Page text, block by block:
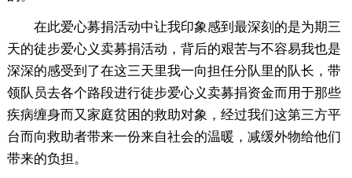
在此爱心募捐活动中让我印象感到最深刻的是为期三
天的徒步爱心义卖募捐活动，背后的艰苦与不容易我也是
深深的感受到了在这三天里我一向担任分队里的队长，带
领队员去各个路段进行徒步爱心义卖募捐资金而用于那些
疾病缠身而又家庭贫困的救助对象，经过我们这第三方平
台而向救助者带来一份来自社会的温暖，减缓外物给他们
带来的负担。